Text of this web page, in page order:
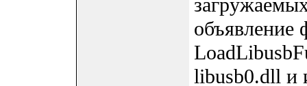
объявление
libusb0.dll и